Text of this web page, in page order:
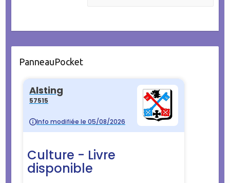
PanneauPocket